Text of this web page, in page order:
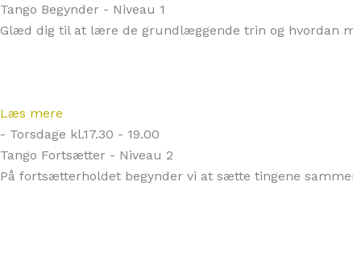
Tango Begynder - Niveau 1
Glæd dig til at lære de grundlæggende trin og hvordan
Læs mere
- Torsdage kl.17.30 - 19.00
Tango Fortsætter - Niveau 2
På fortsætterholdet begynder vi at sætte tingene